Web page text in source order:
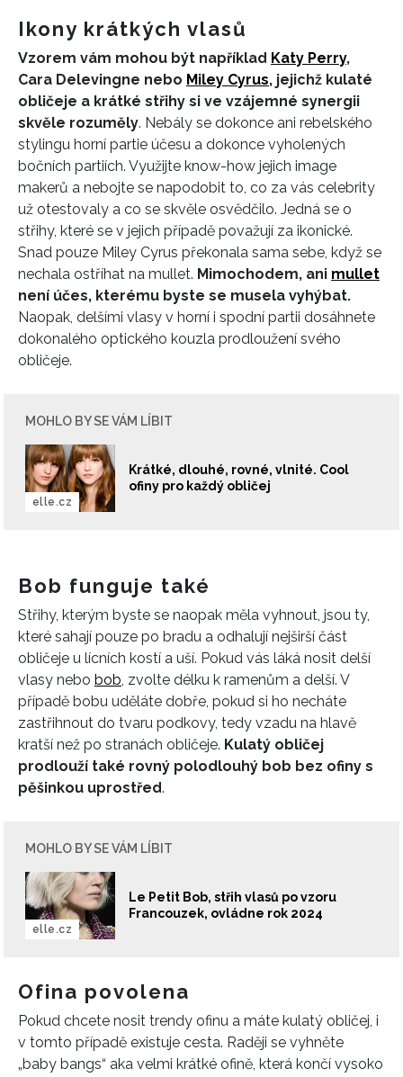
Ikony krátkých vlasů
Vzorem vám mohou být například Katy Perry,
Cara Delevingne nebo Miley Cyrus, jejichž kulaté
obličeje a krátké střihy si ve vzájemné synergii
skvěle rozuměly. Nebály se dokonce ani rebelského
stylingu horní partie účesu a dokonce vyholených
bočních partiích. Využijte know-how jejich image
makerů a nebojte se napodobit to, co za vás celebrity
už otestovaly a co se skvěle osvědčilo. Jedná se o
střihy, které se v jejich případě považují za ikonické.
Snad pouze Miley Cyrus překonala sama sebe, když se
nechala ostříhat na mullet. Mimochodem, ani mullet
není účes, kterému byste se musela vyhýbat.
Naopak, delšími vlasy v horní i spodní partii dosáhnete
dokonalého optického kouzla prodloužení svého
obličeje.
MOHLO BY SE VÁM LÍBIT
Krátké, dlouhé, rovné, vlnité. Cool
ofiny pro každý obličej
elle.cz
Bob funguje také
Střihy, kterým byste se naopak měla vyhnout, jsou ty,
které sahají pouze po bradu a odhalují nejširší část
obličeje u lícních kostí a uší. Pokud vás láká nosit delší
vlasy nebo bob , zvolte délku k ramenům a delší. V
případě bobu uděláte dobře, pokud si ho necháte
zastřihnout do tvaru podkovy, tedy vzadu na hlavě
kratší než po stranách obličeje. Kulatý obličej
prodlouží také rovný polodlouhý bob bez ofiny s
pěšinkou uprostřed.
MOHLO BY SE VÁM LÍBIT
Le Petit Bob, střih vlasů po vzoru
Francouzek, ovládne rok 2024
elle.cz
Ofina povolena
Pokud chcete nosit trendy ofinu a máte kulatý obličej, i
v tomto případě existuje cesta. Raději se vyhněte
„baby bangs“ aka velmi krátké ofině, která končí vysoko